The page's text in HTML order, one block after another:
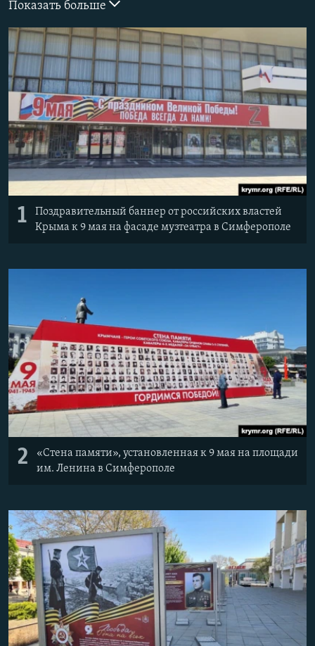
КРЫМ.НЕПОКОРЕННЫЙ
ELIFBE
УКРАИНСКАЯ ПРОБЛЕМА КРЫМА
ПРИСОЕДИНЯЙТЕСЬ!
Все сайты RFE/RL
Показать больше
1
Поздравительный баннер от российских властей
Крыма к 9 мая на фасаде музтеатра в Симферополе
2
«Стена памяти», установленная к 9 мая на площади
им. Ленина в Симферополе